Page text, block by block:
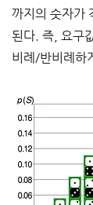
까지의 숫자가
된다 즉 요구
비례 /반비례하